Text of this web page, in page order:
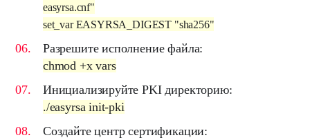
easyrsa.cnf"
set_var EASYRSA_DIGEST "sha256"
Разрешите исполнение файла:
chmod +x vars
Инициализируйте PKI директорию:
./easyrsa init-pki
Создайтецентр сертификации: